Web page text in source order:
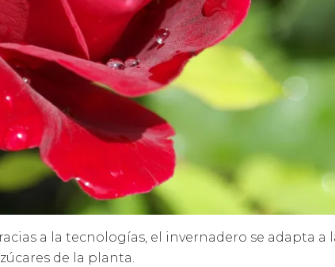
a la tecnologías, el invernadero se adapta a
de la planta.